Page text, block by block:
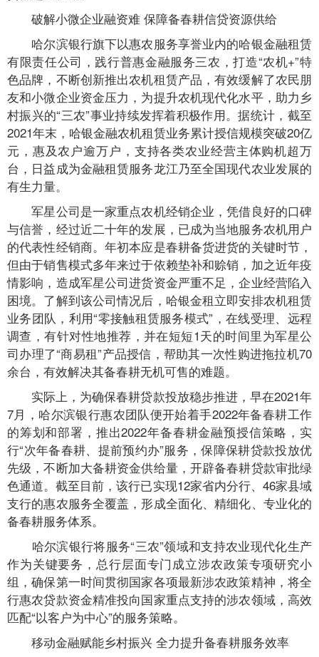
破解小微企业融资难 保障备春耕信贷资源供给
哈尔滨银行旗下以惠农服务享誉业内的哈银金融租赁
有限责任公司，践行普惠金融服务三农，打造“农机+”特
色品牌，不断创新推出农机租赁产品，有效缓解了农民朋
友和小微企业资金压力，为提升农机现代化水平，助力乡
村振兴的“三农”事业持续发挥着积极作用。据统计，截至
2021年末，哈银金融农机租赁业务累计授信规模突破20亿
元，惠及农户逾万户，支持各类农业经营主体购机超万
台，日益成为金融租赁服务龙江乃至全国现代农业发展的
有生力量。
军星公司是一家重点农机经销企业，凭借良好的口碑
与信誉，经过近二十年的发展，已成为当地服务农机用户
的代表性经销商。年初本应是春耕备货进货的关键时节，
但由于销售模式多年来过于依赖垫补和赊销，加之近年疫
情影响，造成军星公司进货资金严重不足，企业经营陷入
困境。了解到该公司情况后，哈银金租立即安排农机租赁
业务团队，利用“零接触租赁服务模式”，在线受理、远程
调查，有针对性地推荐，并在短短1天的时间里为军星公
司办理了“商易租”产品授信，帮助其一次性购进拖拉机70
余台，有效解决其备春耕无机可售的难题。
实际上，为确保春耕贷款投放稳步推进，早在2021年
7月，哈尔滨银行惠农团队便开始着手2022年备春耕工作
的筹划和部署，推出2022年备春耕金融预授信策略，实
行“次年备春耕、提前预约办”服务，保障保耕贷款投放优
先级，不断加大备耕资金供给量，开辟备春耕贷款审批绿
色通道。截至目前，该行已实现12家省内分行、46家县域
支行的惠农服务全覆盖，形成全面化、精细化、专业化的
备春耕服务体系。
哈尔滨银行将服务“三农”领域和支持农业现代化生产
作为关键要务，总行层面专门成立涉农政策专项研究小
组，确保第一时间贯彻国家各项最新涉农政策精神，将全
行惠农贷款资金精准投向国家重点支持的涉农领域，高效
匹配“以客户为中心”的服务策略。
移动金融赋能乡村振兴 全力提升备春耕服务效率